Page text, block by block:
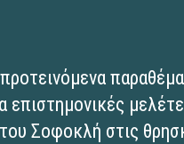
επιστημονικές
Σοφοκλή στις